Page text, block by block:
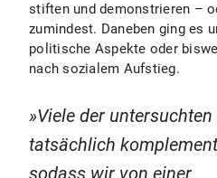
stiften und demonstrieren –
zumindest. Daneben ging es
politische Aspekte oder
nach sozialem Aufstieg.
Viele der
tatsächlich
sodass wir von einer